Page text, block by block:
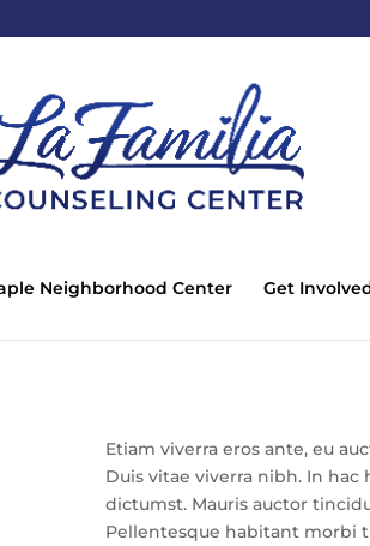
Neighborhood Center Get
Etiam viverra eros ante, eu
Duis vitae viverra nibh. In hac
dictumst. Mauris auctor
Pellentesque habitant morbi